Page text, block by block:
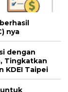
nya
dengan
Tingkatkan
KDEI Taipei